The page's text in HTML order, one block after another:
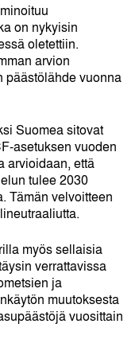
on nykyisin
oletettiin.
arvion
päästölähde vuonna
Suomea sitovat
asetuksen vuoden
arvioidaan, että
tulee 2030
Tämän velvoitteen
myös sellaisia
verrattavissa
ja
muutoksesta
vuosittain